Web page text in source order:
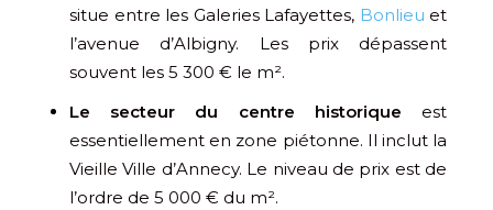
situe entre les Galeries Lafayettes, Bonlieu et
l’avenue d’Albigny. Les prix dépassent
souvent les 5 300 € le m².
Le secteur du centre historique est
essentiellement en zone piétonne. Il inclut la
Vieille Ville d’Annecy. Le niveau de prix est de
l’ordre de 5 000 € du m².